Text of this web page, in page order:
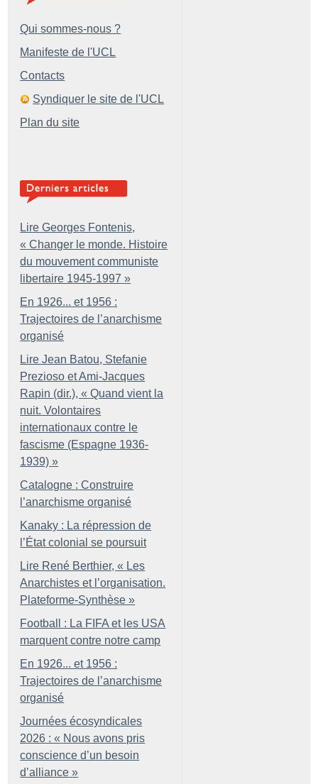
Qui sommes-nous ?
Manifeste de l'UCL
Contacts
Syndiquer le site de l'UCL
Plan du site
Lire Georges Fontenis,
« Changer le monde. Histoire
du mouvement communiste
libertaire 1945-1997 »
En 1926... et 1956 :
Trajectoires de l’anarchisme
organisé
Lire Jean Batou, Stefanie
Prezioso et Ami-Jacques
Rapin (dir.), « Quand vient la
nuit. Volontaires
internationaux contre le
fascisme (Espagne 1936-
1939) »
Catalogne : Construire
l’anarchisme organisé
Kanaky : La répression de
l’État colonial se poursuit
Lire René Berthier, « Les
Anarchistes et l’organisation.
Plateforme-Synthèse »
Football : La FIFA et les USA
marquent contre notre camp
En 1926... et 1956 :
Trajectoires de l’anarchisme
organisé
Journées écosyndicales
2026 : « Nous avons pris
conscience d’un besoin
d’alliance »